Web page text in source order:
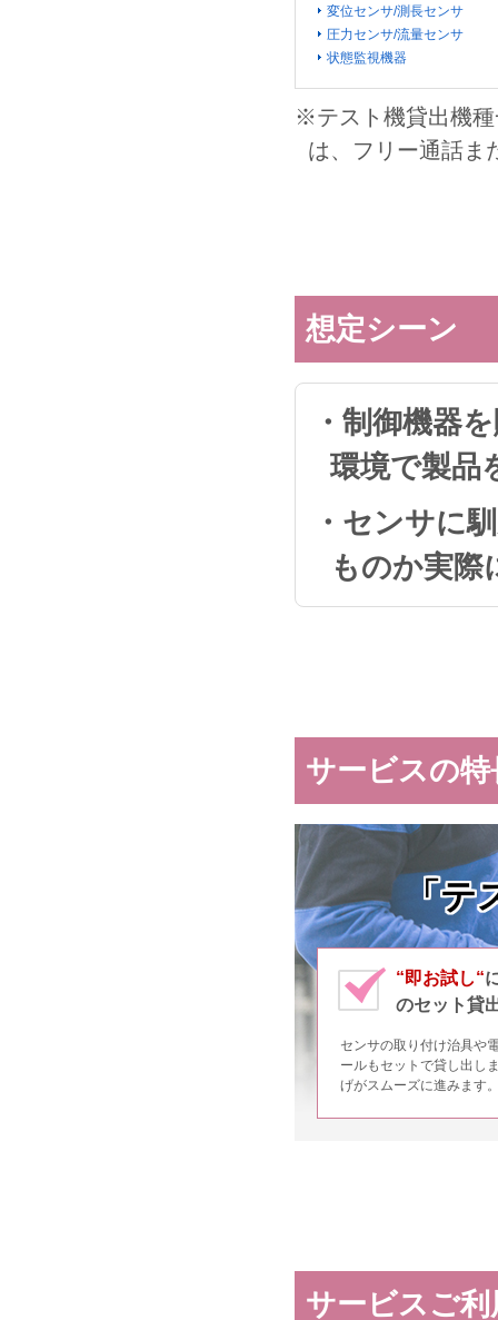
変位センサ/測長センサ
圧力センサ/流量センサ
状態監視機器
※テスト機貸出機
は、フリー通話ま
想定シーン
・制御機器
環境で製品
・センサに
ものか実際
サービスの特
「
“即お試し“
のセット貸
センサの取り付け治具や
ールもセットで貸し出し
げがスムーズに進みます
サービスご